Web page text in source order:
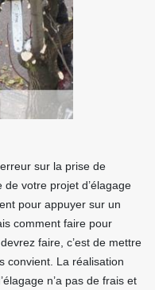
sur la prise de
votre projet d’élagage
pour appuyer sur un
comment faire pour
faire, c’est de mettre
convient. La réalisation
n’a pas de frais et